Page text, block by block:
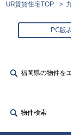
UR賃貸住宅TOP
PC版
福岡県の物件を
物件検索